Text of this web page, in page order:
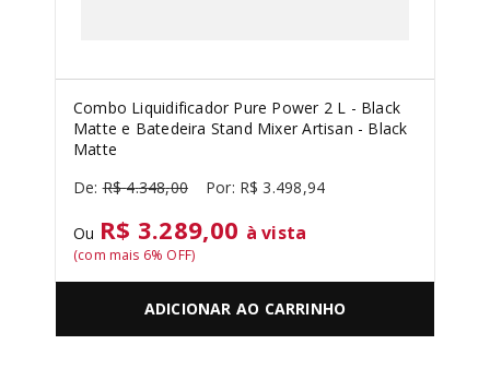
Combo Liquidificador Pure Power 2 L - Black
Matte e Batedeira Stand Mixer Artisan - Black
Matte
R$ 4.348,00 R$ 3.498,94
Ou R$ 3.289,00 à vista
(com mais 6% OFF)
ADICIONAR AO CARRINHO